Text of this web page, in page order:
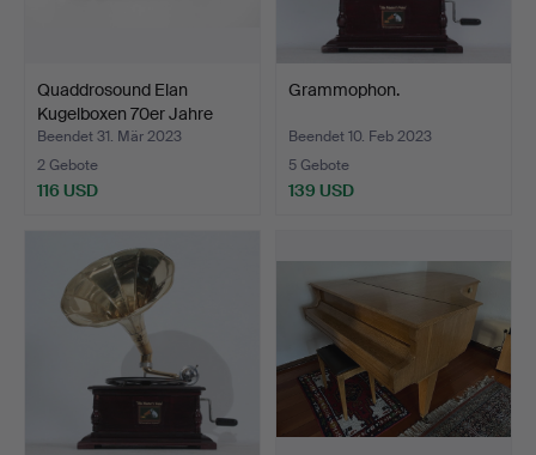
Quaddrosound Elan
Kugelboxen 70er Jahre
Sp…
Beendet 31. Mär 2023
2 Gebote
116 USD
Grammophon.
Beendet 10. Feb 2023
5 Gebote
139 USD